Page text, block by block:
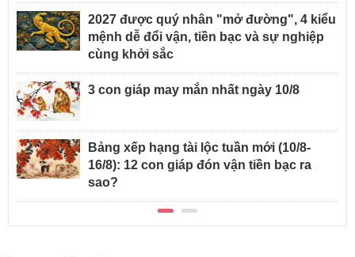
2027 được quý nhân "mở đường", 4 kiểu
mệnh dễ đổi vận, tiền bạc và sự nghiệp
cùng khởi sắc
3 con giáp may mắn nhất ngày 10/8
Bảng xếp hạng tài lộc tuần mới (10/8-
16/8): 12 con giáp đón vận tiền bạc ra
sao?